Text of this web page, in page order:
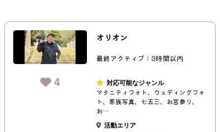
4
オリオン
最終アクティブ：3時間以内
対応可能なジャンル
マタニティフォト、ウェディングフォ
ト、家族写真、七五三、お宮参り、
お…
活動エリア